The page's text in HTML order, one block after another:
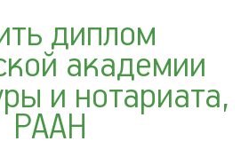
диплом
академии
и нотариата,
РААН